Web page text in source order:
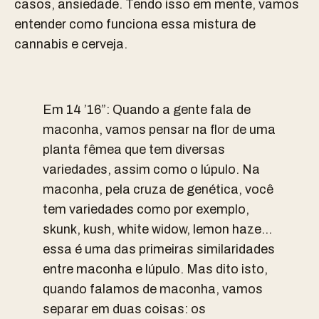
casos, ansiedade. Tendo isso em mente, vamos
entender como funciona essa mistura de
cannabis e cerveja.
Em 14 ’16”: Quando a gente fala de
maconha, vamos pensar na flor de uma
planta fêmea que tem diversas
variedades, assim como o lúpulo. Na
maconha, pela cruza de genética, você
tem variedades como por exemplo,
skunk, kush, white widow, lemon haze…
essa é uma das primeiras similaridades
entre maconha e lúpulo. Mas dito isto,
quando falamos de maconha, vamos
separar em duas coisas: os